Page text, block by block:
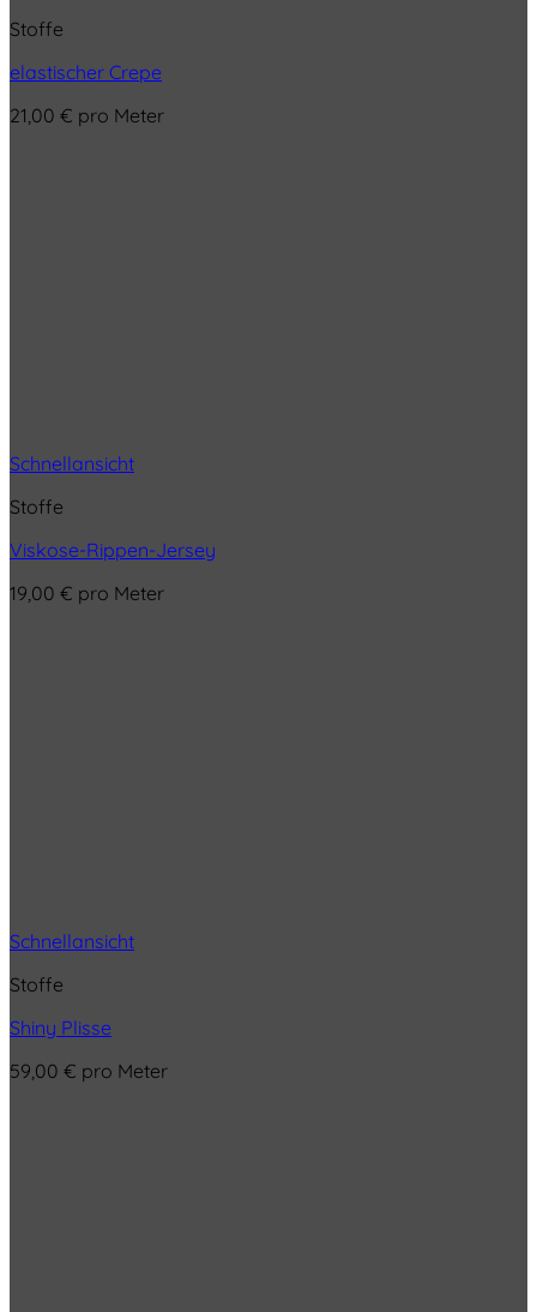
Stoffe
elastischer Crepe
21,00 € pro Meter
Schnellansicht
Stoffe
Viskose-Rippen-Jersey
19,00 € pro Meter
Schnellansicht
Stoffe
Shiny Plisse
59,00 € pro Meter